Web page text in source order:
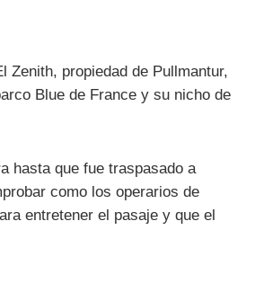
Zenith, propiedad de Pullmantur,
Blue de France y su nicho de
hasta que fue traspasado a
como los operarios de
entretener el pasaje y que el